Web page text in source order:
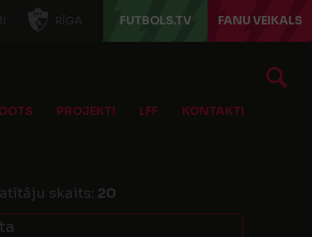
RĪGA FUTBOLS.TV FANU VEIKALS
PROJEKTI LFF KONTAKTI
skaits: 20